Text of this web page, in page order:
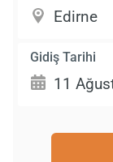
Gidiş Tarihi